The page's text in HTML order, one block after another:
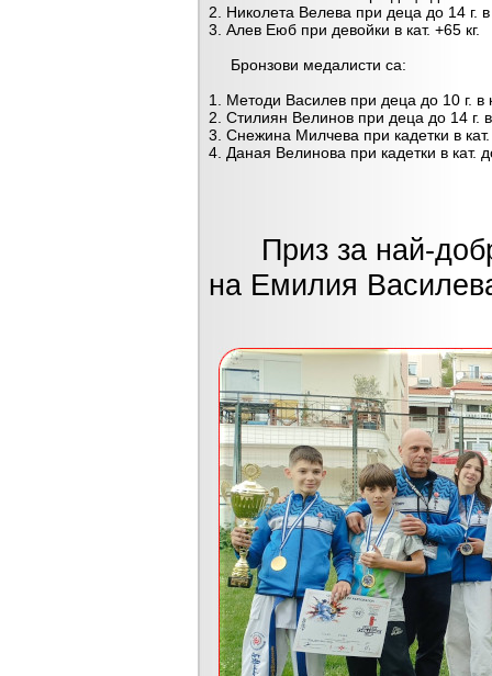
2. Николета Велева при деца до 14 г. в
3. Алев Еюб при девойки в кат. +65 кг.
Бронзови медалисти са:
1. Методи Василев при деца до 10 г. в
2. Стилиян Велинов при деца до 14 г. в
3. Снежина Милчева при кадетки в кат.
4. Даная Велинова при кадетки в кат.
Приз за най-
на Емилия